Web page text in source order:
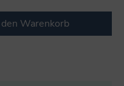
gewünschten
den Warenkorb